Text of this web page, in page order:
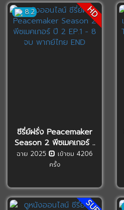
8.2 HD
ซีรี่ย์ฝรั่ง Peacemaker
Season 2 พีซเมคเกอร์ ..
ฉาย 2025
เข้าชม 4206
ครั้ง